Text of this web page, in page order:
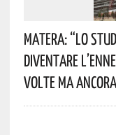
Matera: “Lo
Diventare
Volte Ma